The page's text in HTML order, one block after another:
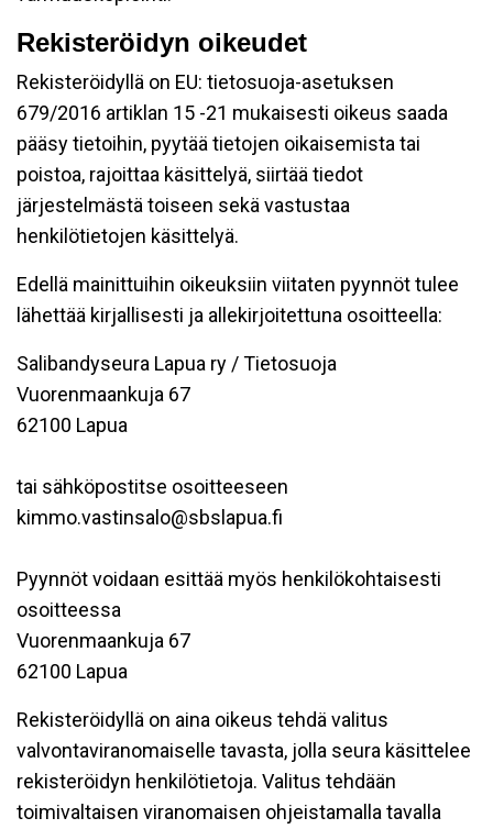
Rekisteröidyn oikeudet
Rekisteröidyllä on EU: tietosuoja-asetuksen
679/2016 artiklan 15 -21 mukaisesti oikeus saada
pääsy tietoihin, pyytää tietojen oikaisemista tai
poistoa, rajoittaa käsittelyä, siirtää tiedot
järjestelmästä toiseen sekä vastustaa
henkilötietojen käsittelyä.
Edellä mainittuihin oikeuksiin viitaten pyynnöt tulee
lähettää kirjallisesti ja allekirjoitettuna osoitteella:
Salibandyseura Lapua ry / Tietosuoja
Vuorenmaankuja 67
62100 Lapua
tai sähköpostitse osoitteeseen
kimmo.vastinsalo@sbslapua.fi
Pyynnöt voidaan esittää myös henkilökohtaisesti
osoitteessa
Vuorenmaankuja 67
62100 Lapua
Rekisteröidyllä on aina oikeus tehdä valitus
valvontaviranomaiselle tavasta, jolla seura käsittelee
rekisteröidyn henkilötietoja. Valitus tehdään
toimivaltaisen viranomaisen ohjeistamalla tavalla